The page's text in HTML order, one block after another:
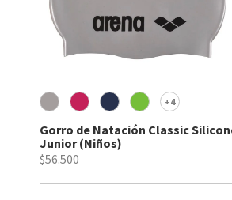
+4
Gorro de Natación Classic
Junior (Niños)
$56.500